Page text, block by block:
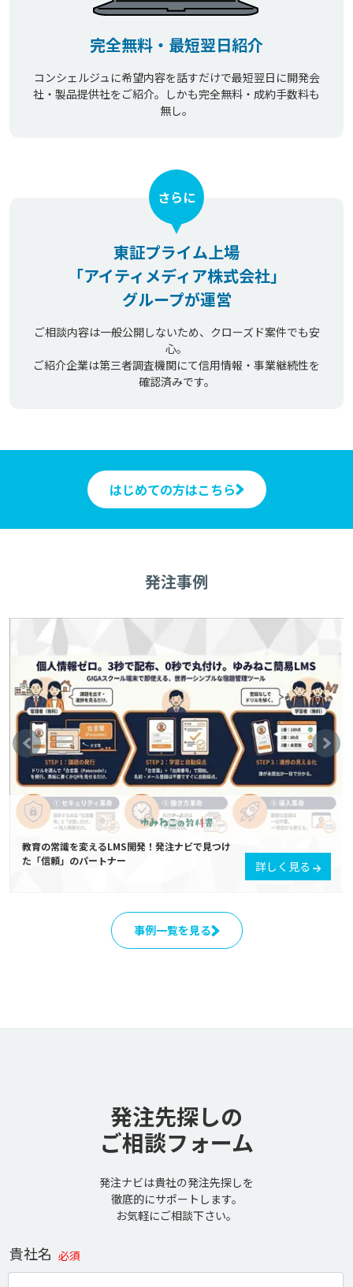
完全無料・最短翌日紹介
コンシェルジュに希望内容を話すだけで最短翌日に開発会
社・製品提供社をご紹介。しかも完全無料・成約手数料も
無し。
東証プライム上場
「アイティメディア株式会社」
グループが運営
さらに
ご相談内容は一般公開しないため、クローズド案件でも安
心。
ご紹介企業は第三者調査機関にて信用情報・事業継続性を
確認済みです。
はじめての方はこちら
発注事例
教育の常識を変えるLMS開発！発注ナビで見つけ
た「信頼」のパートナー
詳しく見る
事例一覧を見る
発注先探しの
ご相談フォーム
発注ナビは貴社の発注先探しを
徹底的にサポートします。
お気軽にご相談下さい。
貴社名 必須